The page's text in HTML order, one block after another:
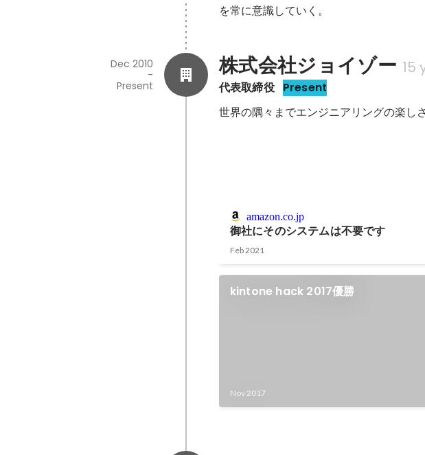
を常に意識していく。
株式会社ジョイゾー 15
代表取締役 Present
Dec 2010
-
Present
世界の隅々までエンジニアリングの楽し
amazon.co.jp
御社にそのシステムは不要です
Feb 2021
kintone hack 2017優勝
Nov 2017